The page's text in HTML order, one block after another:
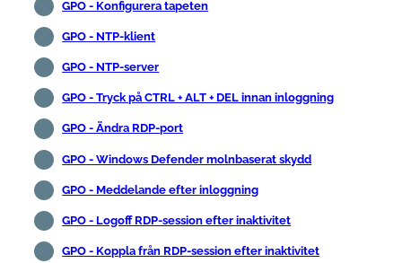
GPO - Konfigurera tapeten
GPO - NTP-klient
GPO - NTP-server
GPO - Tryck på CTRL + ALT + DEL innan inloggning
GPO - Ändra RDP-port
GPO - Windows Defender molnbaserat skydd
GPO - Meddelande efter inloggning
GPO - Logoff RDP-session efter inaktivitet
GPO - Koppla från RDP-session efter inaktivitet